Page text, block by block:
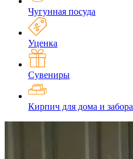
Чугунная посуда
Уценка
Сувениры
Кирпич для дома и забора